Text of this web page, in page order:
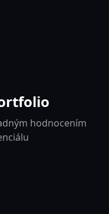
hodnocením